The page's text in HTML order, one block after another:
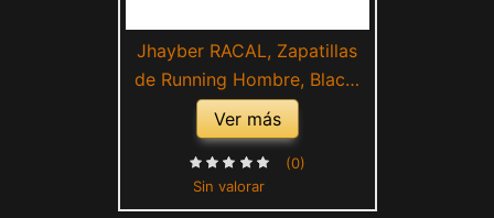
Jhayber RACAL, Zapatillas
de Running Hombre, Black,
42 EU
Ver más
Sin valorar
(0)